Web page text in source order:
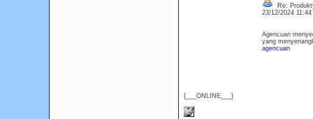
{___ONLINE___}
Re:
23/12/2024
Agencuan
yang
agencuan